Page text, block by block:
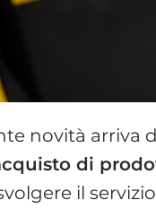
novità arriva
di
il